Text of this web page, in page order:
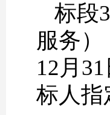
标段
服务
12月
标人指